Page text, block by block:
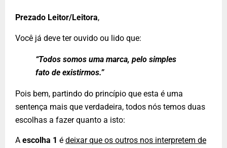
Prezado Leitor/Leitora,
Você já deve ter ouvido ou lido que:
“Todos somos uma marca, pelo simples
fato de existirmos.”
Pois bem, partindo do princípio que esta é uma
sentença mais que verdadeira, todos nós temos duas
escolhas a fazer quanto a isto:
A escolha 1 é deixar que os outros nos interpretem de